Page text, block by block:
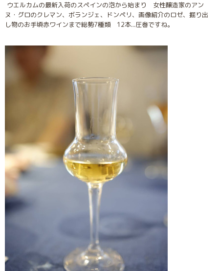
ウエルカムの最新入荷のスペインの泡から始まり 女性醸造家のアン
ヌ・グロのクレマン、ボランジェ、ドンペリ、画像紹介のロゼ、掘り出
し物のお手頃赤ワインまで総勢7種類 12本...圧巻ですね。